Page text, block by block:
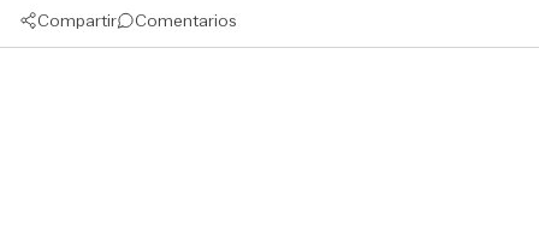
Compartir Comentarios